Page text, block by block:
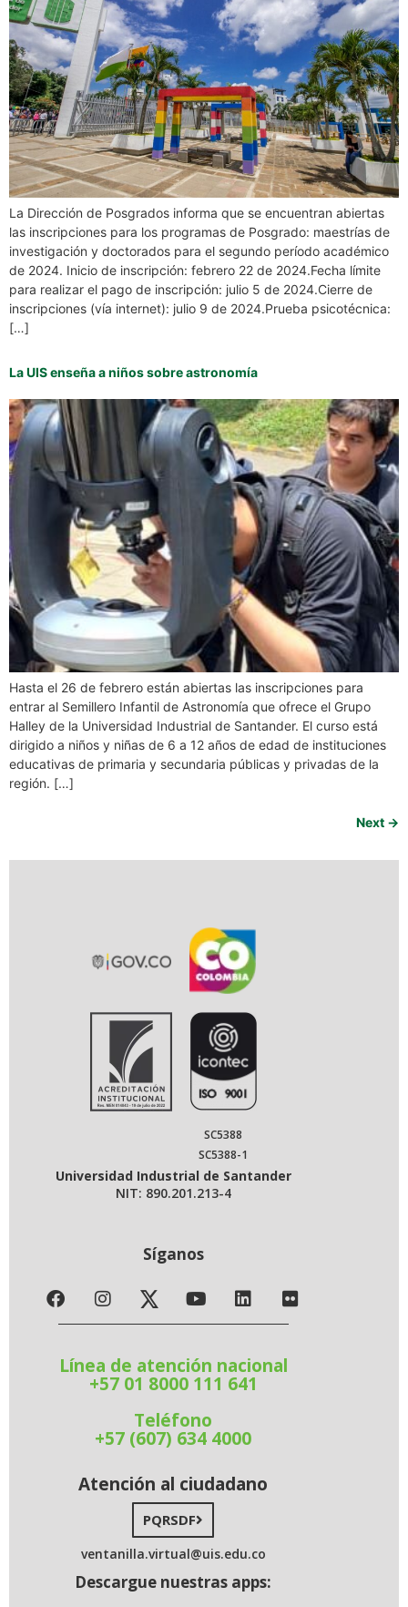
La Dirección de Posgrados informa que se encuentran abiertas
las inscripciones para los programas de Posgrado: maestrías de
investigación y doctorados para el segundo período académico
de 2024. Inicio de inscripción: febrero 22 de 2024.Fecha límite
para realizar el pago de inscripción: julio 5 de 2024.Cierre de
inscripciones (vía internet): julio 9 de 2024.Prueba psicotécnica:
[…]
La UIS enseña a niños sobre astronomía
Hasta el 26 de febrero están abiertas las inscripciones para
entrar al Semillero Infantil de Astronomía que ofrece el Grupo
Halley de la Universidad Industrial de Santander. El curso está
dirigido a niños y niñas de 6 a 12 años de edad de instituciones
educativas de primaria y secundaria públicas y privadas de la
región. […]
Next →